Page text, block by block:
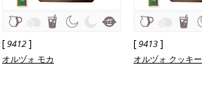
[9412]
オルヅォ モカ
[9413]
オルヅォ クッキー